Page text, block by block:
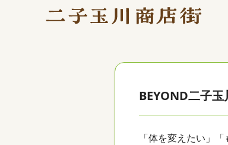
BEYOND二子玉
「体を変えたい」